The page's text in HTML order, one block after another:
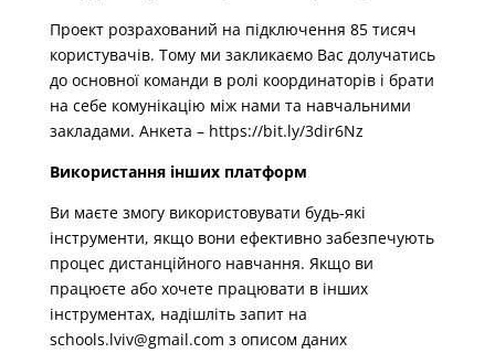
Проект розрахований на підключення 85 тисяч
користувачів. Тому ми закликаємо Вас долучатись
до основної команди в ролі координаторів і брати
на себе комунікацію між нами та навчальними
закладами. Анкета – https://bit.ly/3dir6Nz
Використання інших платформ
Ви маєте змогу використовувати будь-які
інструменти, якщо вони ефективно забезпечують
процес дистанційного навчання. Якщо ви
працюєте або хочете працювати в інших
інструментах, надішліть запит на
schools.lviv@gmail.com з описом даних